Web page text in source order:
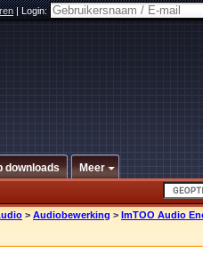
|Login:
downloads Meer
> Audiobewerking > ImTOO Audio